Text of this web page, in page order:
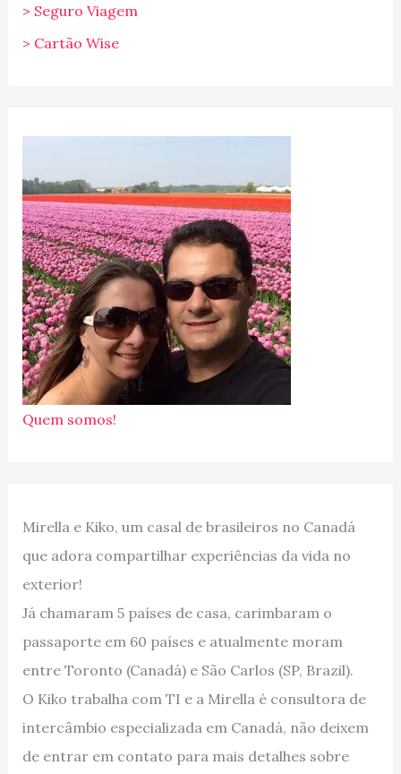
> Seguro Viagem
> Cartão Wise
Quem somos!
Mirella e Kiko, um casal de brasileiros no Canadá
que adora compartilhar experiências da vida no
exterior!
Já chamaram 5 países de casa, carimbaram o
passaporte em 60 países e atualmente moram
entre Toronto (Canadá) e São Carlos (SP, Brazil).
O Kiko trabalha com TI e a Mirella é consultora de
intercâmbio especializada em Canadá, não deixem
de entrar em contato para mais detalhes sobre